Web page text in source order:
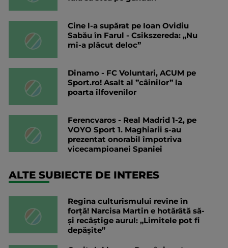
Cine l-a supărat pe Ioan Ovidiu
Sabău în Farul - Csikszereda: „Nu
mi-a plăcut deloc”
Dinamo - FC Voluntari, ACUM pe
Sport.ro! Asalt al ”câinilor” la
poarta ilfovenilor
Ferencvaros - Real Madrid 1-2, pe
VOYO Sport 1. Maghiarii s-au
prezentat onorabil împotriva
vicecampioanei Spaniei
ALTE SUBIECTE DE INTERES
Regina culturismului revine în
forță! Narcisa Martin e hotărâtă să-
și recâștige aurul: „Limitele pot fi
depășite”